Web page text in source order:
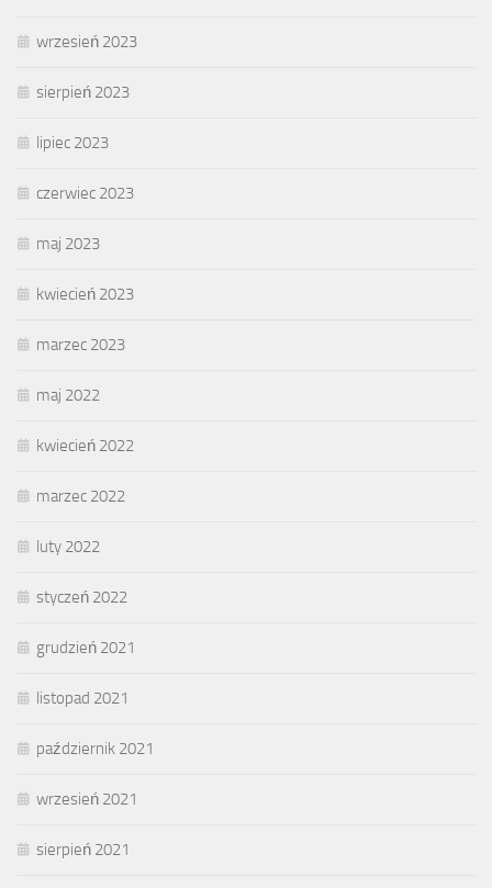
wrzesień 2023
sierpień 2023
lipiec 2023
czerwiec 2023
maj 2023
kwiecień 2023
marzec 2023
maj 2022
kwiecień 2022
marzec 2022
luty 2022
styczeń 2022
grudzień 2021
listopad 2021
październik 2021
wrzesień 2021
sierpień 2021